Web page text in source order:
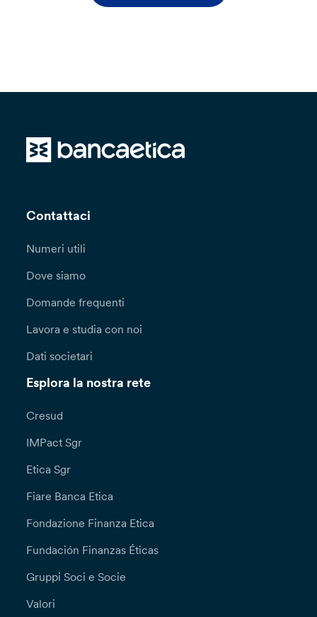
Contattaci
Numeri utili
Dove siamo
Domande frequenti
Lavora e studia con noi
Dati societari
Esplora la nostra rete
Cresud
IMPact Sgr
Etica Sgr
Fiare Banca Etica
Fondazione Finanza Etica
Fundación Finanzas Éticas
Gruppi Soci e Socie
Valori